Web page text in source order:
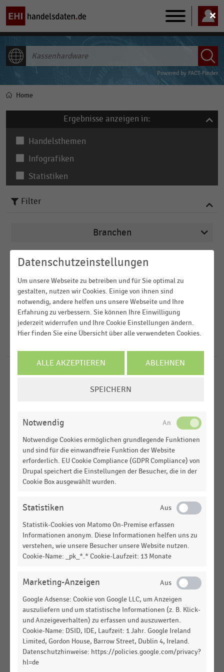
Main
navigation
Powered by FACT-Finder
Pfadnavigation
Home
Ergebnisse anzeigen in:
Handelsthemen
Infografiken
Statistiken
DEUTSCHSPRACHIGER EINZELHANDEL|STATISTIK
Wichtigste Auswahlkriterien bei Kassenhardware
DEUTSCHSPRACHIGER EINZELHANDEL STATISTIK
Alter der genutzten Kassenhardware im
deutschsprachigen Handel (2008-2026)
DEUTSCHSPRACHIGER EINZELHANDEL|STATISTIK
Pläne zur Erneuerung der Kassenhardware im
deutschsprachigen Handel (2026)
DEUTSCHSPRACHIGER EINZELHANDEL STATISTIK
Kauf oder Leasing von Kassenhardware im
deutschsprachigen Handel (2026)
DEUTSCHSPRACHIGER EINZELHANDEL|STATISTIK
Alter der genutzten Kassenhard- und -software im
DEUTSCHSPRACHIGER EINZELHANDEL |STATISTIK
Einsatz von Self-Service-Systemen im
deutschsprachigen Handel (2026)
HANDELSTHEMEN
Checkout-Systeme
Filter
Branchen
Deutschsprachiger Einzelhandel
Drogerien und Drogeriemärkte
Lebensmittelhandel
M-Commerce
Veröffentlichungsdatum
2026
2025
2024
2023
2022
MEHR ANZEIGEN
Region
Deutschland
FILTER ZURÜCKSETZEN
Datenschutzeinstellungen
Um unsere Webseite zu betreiben und für Sie optimal zu
gestalten, nutzen wir Cookies. Einige von ihnen sind
notwendig, andere helfen uns unsere Webseite und Ihre
Erfahrung zu verbessern. Sie können Ihre Einwilligung
jederzeit widerrufen und Ihre Cookie Einstellungen ändern.
Hier finden Sie eine Übersicht über alle verwendeten Cookies.
ALLE AKZEPTIEREN ABLEHNEN
SPEICHERN
Notwendig
Notwendige Cookies ermöglichen grundlegende Funktionen
und sind für die einwandfreie Funktion der Website
erforderlich. EU Cookie Compliance (GDPR Compliance) von
Drupal speichert die Einstellungen der Besucher, die in der
Cookie Box ausgewählt wurden.
Statistiken
Statistik-Cookies von Matomo On-Premise erfassen
Informationen anonym. Diese Informationen helfen uns zu
verstehen, wie unsere Besucher unsere Website nutzen.
Cookie-Name: _pk_*.* Cookie-Laufzeit: 13 Monate
Marketing-Anzeigen
Google Adsense: Cookie von Google LLC, um Anzeigen
auszuliefern und um statistische Informationen (z. B. Klick-
und Anzeigeverhalten) zu erfassen und auszuwerten.
Cookie-Name: DSID, IDE, Laufzeit: 1 Jahr. Google Ireland
Limited, Gordon House, Barrow Street, Dublin 4, Ireland.
Datenschutzhinweise: https://policies.google.com/privacy?
hl=de